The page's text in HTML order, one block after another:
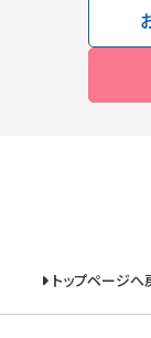
トップページへ